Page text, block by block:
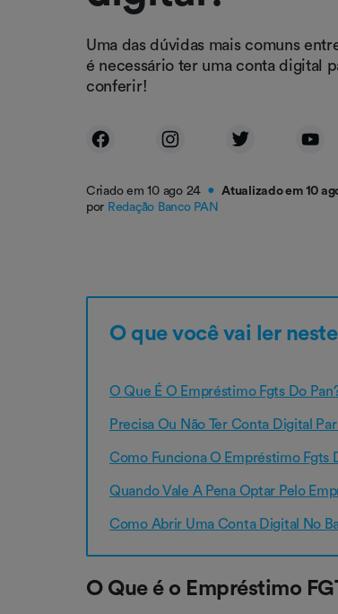
Uma das dúvidas mais comuns
é necessário ter uma conta digital
conferir!
Criado em 10 ago 24 ● Atualizado em 10
por Redação Banco PAN
O que você vai ler
O Que É O Empréstimo Fgts Do
Precisa Ou Não Ter Conta Digital
Como Funciona O Empréstimo Fgts
Quando Vale A Pena Optar Pelo
Como Abrir Uma Conta Digital No
O Que é o Empréstimo